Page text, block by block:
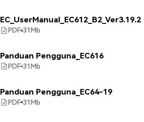
EC_UserManual_EC612_B2_Ver3.19.2
PDF 31Mb
Panduan Pengguna_EC616
PDF 31Mb
Panduan Pengguna_EC64-19
PDF 31Mb